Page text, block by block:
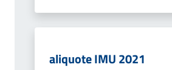
aliquote IMU 2021